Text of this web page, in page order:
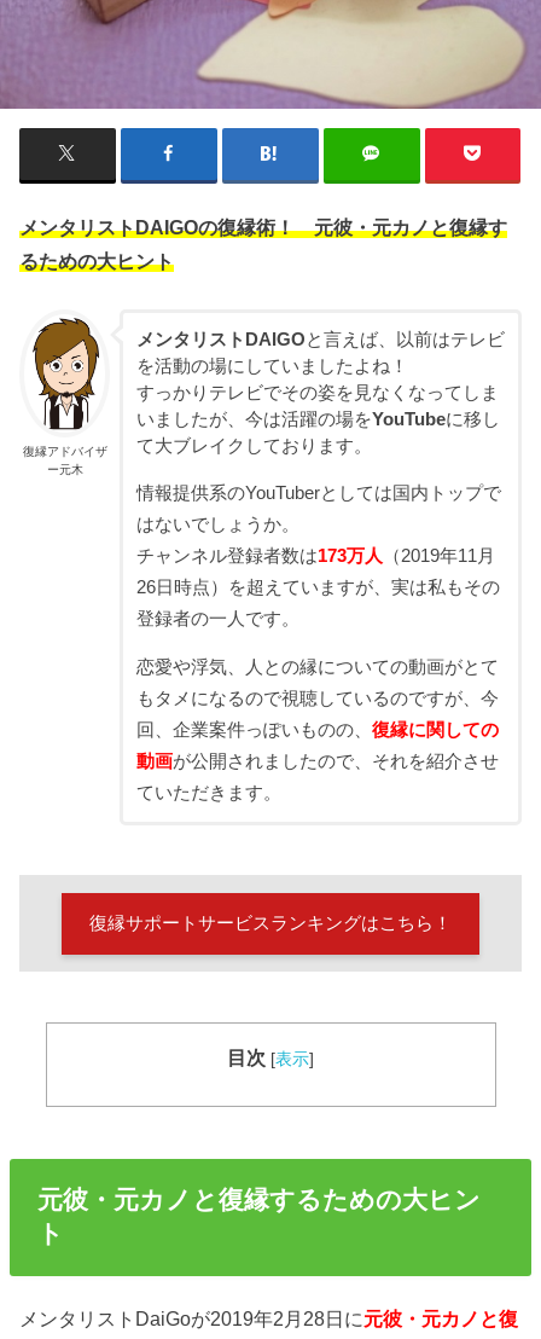
メンタリストDAIGOの復縁術！ 元彼・元カノと復縁す
るための大ヒント
復縁アドバイザ
ー元木
メンタリストDAIGOと言えば、以前はテレビ
を活動の場にしていましたよね！
すっかりテレビでその姿を見なくなってしま
いましたが、今は活躍の場をYouTubeに移し
て大ブレイクしております。
情報提供系のYouTuberとしては国内トップで
はないでしょうか。
チャンネル登録者数は173万人
（2019年11月
26日時点）を超えていますが、実は私もその
登録者の一人です。
恋愛や浮気、人との縁についての動画がとて
もタメになるので視聴しているのですが、今
回、企業案件っぽいものの、 復縁に関しての
動画が公開されましたので、それを紹介させ
ていただきます。
復縁サポートサービスランキングはこちら！
目次 [表示]
元彼・元カノと復縁するための大ヒン
ト
メンタリストDaiGoが2019年2月28日に元彼・元カノと復